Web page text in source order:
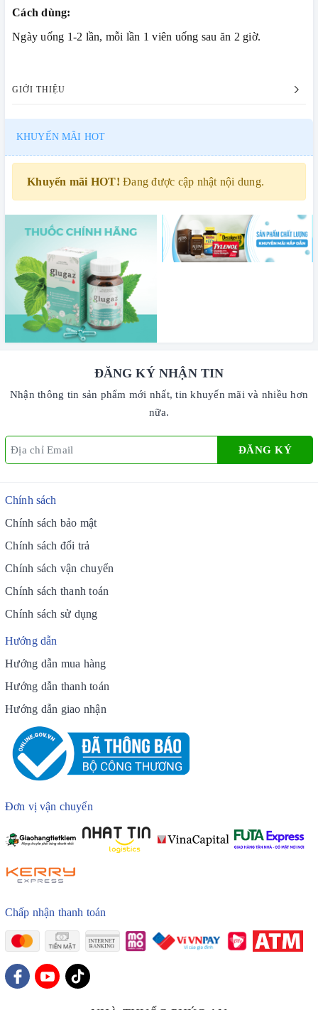
Cách dùng:
Ngày uống 1-2 lần, mỗi lần 1 viên uống sau ăn 2 giờ.
GIỚI THIỆU
KHUYẾN MÃI HOT
Khuyến mãi HOT! Đang được cập nhật nội dung.
ĐĂNG KÝ NHẬN TIN
Nhận thông tin sản phẩm mới nhất, tin khuyến mãi và nhiều hơn
nữa.
ĐĂNG KÝ
Chính sách
Chính sách bảo mật
Chính sách đổi trả
Chính sách vận chuyển
Chính sách thanh toán
Chính sách sử dụng
Hướng dẫn
Hướng dẫn mua hàng
Hướng dẫn thanh toán
Hướng dẫn giao nhận
Đơn vị vận chuyển
Chấp nhận thanh toán